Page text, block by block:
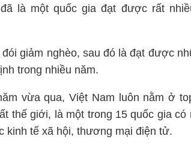
là một quốc gia đạt được rất
giảm nghèo, sau đó là đạt được
trong nhiều năm.
vừa qua, Việt Nam luôn nằm ở
thế giới, là một trong 15 quốc gia
kinh tế xã hội, thương mại điện tử.